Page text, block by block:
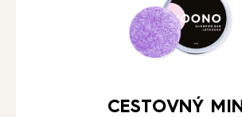
CESTOVNÝ MINI